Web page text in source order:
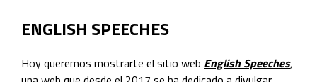
ENGLISH SPEECHES
Hoy queremos mostrarte el sitio web English Speeches,